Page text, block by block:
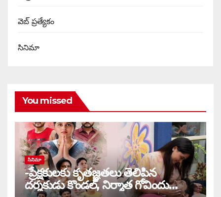
వెబ్ ప్రత్యేకం
సినిమా
You missed
సినిమా
-ప్రేక్షకులకు కృతజ్ఞతలు తెలిపిన
దర్శకుడు కొండల్, నిర్మాత గోవిందు